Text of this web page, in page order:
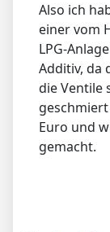
Also ich
einer vom
LPG-
Additiv, da
die Ventile
Euro und
gemacht.